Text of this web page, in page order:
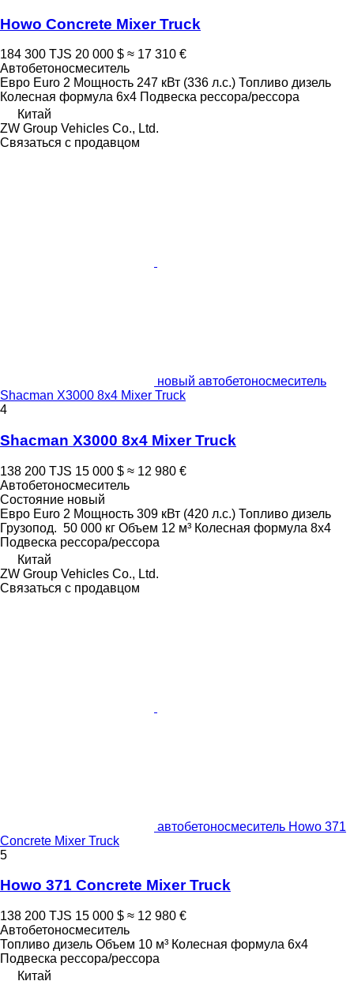
Howo Concrete Mixer Truck
184 300 TJS 20 000 $ ≈ 17 310 €
Автобетоносмеситель
Евро Euro 2 Мощность 247 кВт (336 л.с.) Топливо дизель
Колесная формула 6x4 Подвеска рессора/рессора
Китай
ZW Group Vehicles Co., Ltd.
Связаться с продавцом
новый автобетоносмеситель
Shacman X3000 8x4 Mixer Truck
4
Shacman X3000 8x4 Mixer Truck
138 200 TJS 15 000 $ ≈ 12 980 €
Автобетоносмеситель
Состояние новый
Евро Euro 2 Мощность 309 кВт (420 л.с.) Топливо дизель
Грузопод. 50 000 кг Объем 12 м³ Колесная формула 8x4
Подвеска рессора/рессора
Китай
ZW Group Vehicles Co., Ltd.
Связаться с продавцом
автобетоносмеситель Howo 371
Concrete Mixer Truck
5
Howo 371 Concrete Mixer Truck
138 200 TJS 15 000 $ ≈ 12 980 €
Автобетоносмеситель
Топливо дизель Объем 10 м³ Колесная формула 6x4
Подвеска рессора/рессора
Китай